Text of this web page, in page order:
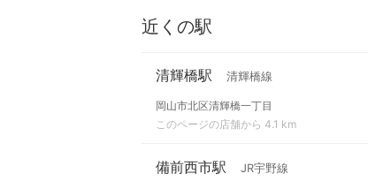
近くの駅
清輝橋駅 清輝橋線
岡山市北区清輝橋一丁目
このページの店舗から 4.1 km
備前西市駅 JR宇野線